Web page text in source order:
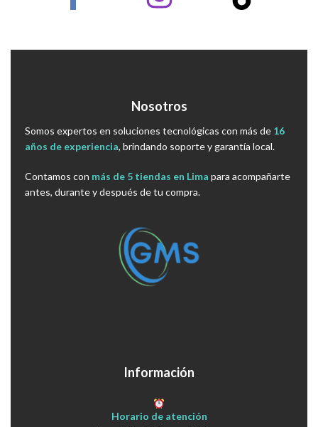
Nosotros
Somos expertos en soluciones tecnológicas con más de 16
años de experiencia, brindando soporte y garantía local.
Contamos con más de 5 tiendas en Lima para acompañarte
antes, durante y después de tu compra.
Información
Horario de atención